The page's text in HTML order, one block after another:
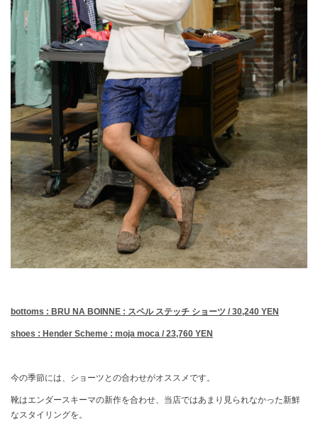
bottoms : BRU NA BOINNE : スペル ステッチ ショーツ / 30,240 YEN
shoes : Hender Scheme : moja moca / 23,760 YEN
今の季節には、ショーツとの合わせがオススメです。
靴はエンダースキーマの新作を合わせ、当店ではあまり見られなかった新鮮
なスタイリングを。